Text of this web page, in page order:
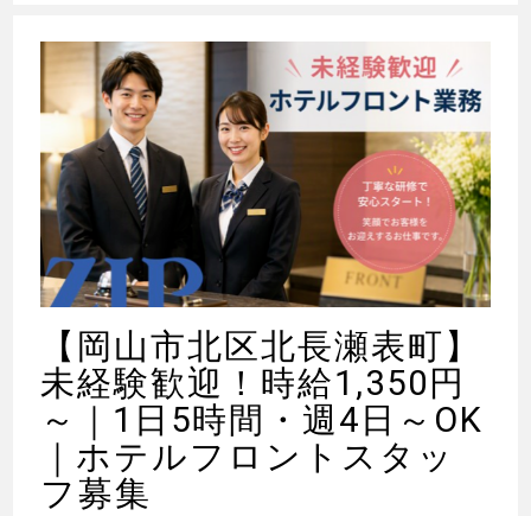
【岡山市北区北長瀬表町】
未経験歓迎！時給1,350円
～｜1日5時間・週4日～OK
｜ホテルフロントスタッ
フ募集